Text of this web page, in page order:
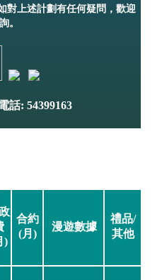
對上述計劃有任何疑問，歡迎
。
)
合約
(月)
漫遊數據
禮品/
其他